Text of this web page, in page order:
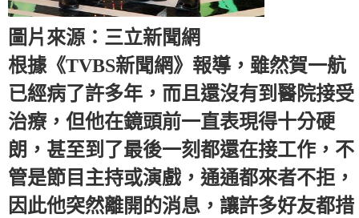
圖片來源：三立新聞網
根據《TVBS新聞網》報導，雖然賀一航
已經病了許多年，而且還沒有到醫院接受
治療，但他在鏡頭前一直表現得十分硬
朗，甚至到了最後一刻都還在接工作，不
管是節目主持或演戲，通通都來者不拒，
因此他突然離開的消息，讓許多好友都措